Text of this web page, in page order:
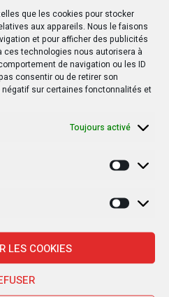
que les cookies pour stocker
aux appareils. Nous le faisons
et pour afficher des publicités
ces technologies nous autorisera à
de navigation ou les ID
consentir ou de retirer son
sur certaines fonctonnalités et
Toujours activé
LES COOKIES
Dans Société
signent un
l’égide de
des groupements voisins de
les opposait depuis plus d’une
», mardi 10 août à...